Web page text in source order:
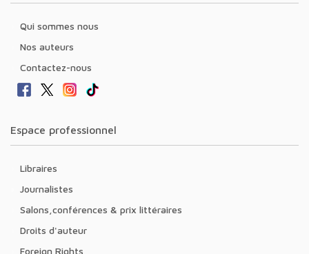
Qui sommes nous
Nos auteurs
Contactez-nous
Espace professionnel
Libraires
Journalistes
Salons,conférences & prix littéraires
Droits d'auteur
Foreign Rights